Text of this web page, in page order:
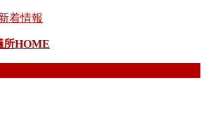
所HOME